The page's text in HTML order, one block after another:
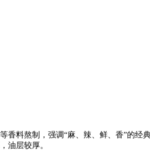
料熬制，强调“麻、辣、鲜、香”的经典
油层较厚。